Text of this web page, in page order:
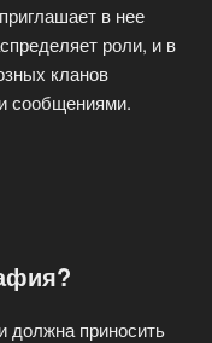
в нее
роли, и в
кланов
сообщениями.
должна приносить